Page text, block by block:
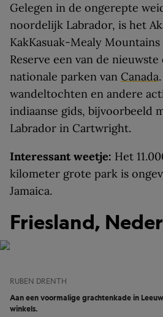
Gelegen in de ongerepte
noordelijk Labrador, is het
KakKasuak-Mealy
Reserve een van de
nationale parken van Canada
wandeltochten en andere
indiaanse gids, bijvoorbeeld
Labrador in Cartwright.
Interessant weetje: Het
kilometer grote park is
Jamaica.
Friesland,
RUBEN DRENTH
Aan een voormalige grachtenkade in
winkels.